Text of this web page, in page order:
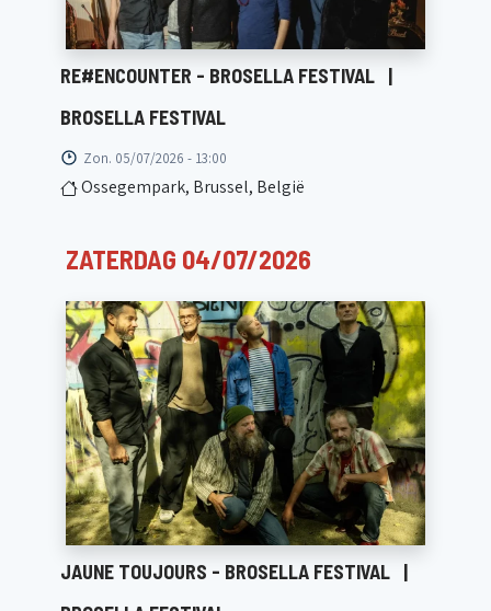
RE#ENCOUNTER - BROSELLA FESTIVAL |
BROSELLA FESTIVAL
Zon. 05/07/2026 - 13:00
Ossegempark, Brussel, België
ZATERDAG 04/07/2026
JAUNE TOUJOURS - BROSELLA FESTIVAL |